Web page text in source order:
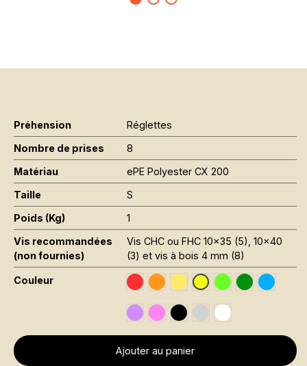
Préhension
Réglettes
Nombre de prises
8
Matériau
ePE Polyester CX 200
Taille
S
Poids (Kg)
1
Vis recommandées
(non fournies)
Vis CHC ou FHC 10x35 (5), 10x40
(3) et vis à bois 4 mm (8)
Couleur Traffic Red RAL 3020
Orange Fluo RAL 2005
Jaune Pantone 116C
Jaune Fluo RAL 1026
Vert FluoLeaf Green
Sky
Signal Violet RAL 4008
Rose Fluo Pantone 806C
Black RAL 9005
Gris RAL 7001
Traffic White RAL
Ajouter au panier